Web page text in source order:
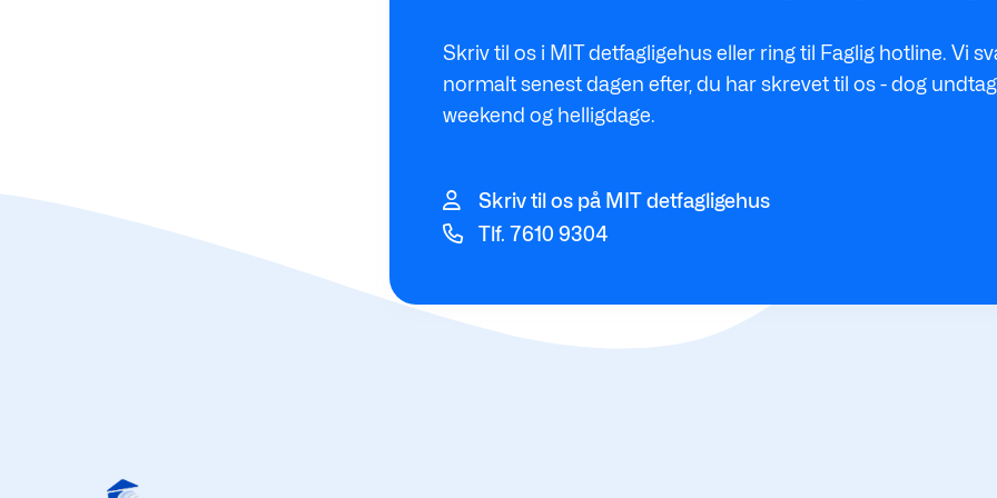
Skriv til os i MIT detfagligehus eller ring til Faglig hotline. Vi
normalt senest dagen efter, du har skrevet til os - dog
weekend og helligdage.
Skriv til os på MIT detfagligehus
Tlf. 7610 9304